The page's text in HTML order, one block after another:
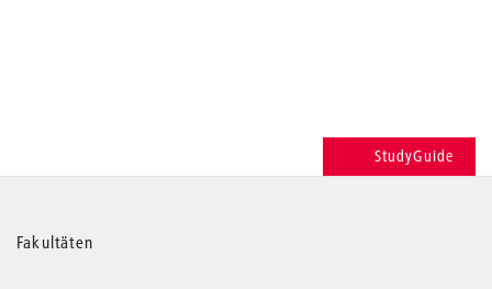
StudyGuide
Weitere
Fakultäten